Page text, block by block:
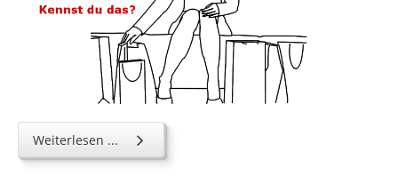
Weiterlesen ...